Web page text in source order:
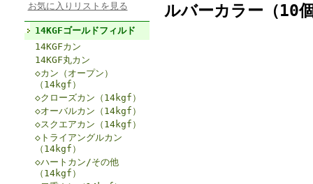
お気に入りリストを見る
14KGFゴールドフィルド
14KGFカン
14KGF丸カン
◇カン（オープン）
（14kgf）
◇クローズカン（14kgf）
◇オーバルカン（14kgf）
◇スクエアカン（14kgf）
◇トライアングルカン
（14kgf）
◇ハートカン/その他
（14kgf）
ルバーカラー（10